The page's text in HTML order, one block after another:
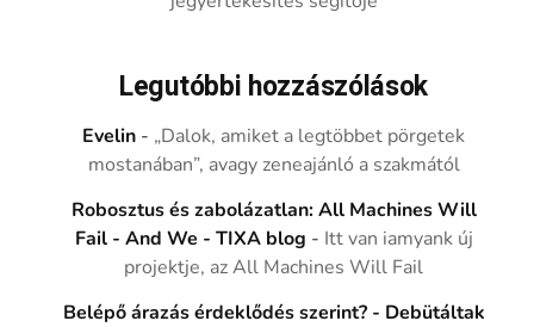
Legutóbbi hozzászólások
Evelin - „Dalok, amiket a legtöbbet pörgetek
mostanában”, avagy zeneajánló a szakmától
Robosztus és zabolázatlan: All Machines Will
Fail - And We - TIXA blog - Itt van iamyank új
projektje, az All Machines Will Fail
Belépő árazás érdeklődés szerint? - Debütáltak